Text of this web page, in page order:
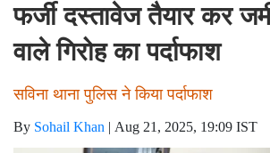
फर्जी दस्तावेज तैयार कर
वाले गिरोह का पर्दाफाश
सविना थाना पुलिस ने किया पर्दाफाश
By Sohail Khan | Aug 21, 2025, 19:09 IST